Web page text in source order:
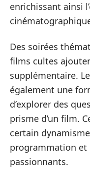
enrichissant ainsi
Des soirées
films cultes
supplémentaire.
également une
d’explorer des
prisme d’un film.
certain
programmation et
passionnants.